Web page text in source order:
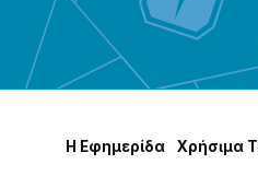
Η Εφημερίδα Χρήσɩμα